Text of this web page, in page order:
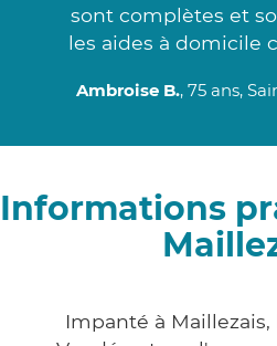
sont complètes et
les aides à domicile
Ambroise B., 75 ans,
Informations
Impanté à